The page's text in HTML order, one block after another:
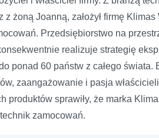
z żoną Joanną, założył firmę
Przedsiębiorstwo na
realizuje strategię
ponad 60 państw z całego świata.
zaangażowanie i pasja
produktów sprawiły, że marka
zamocowań.